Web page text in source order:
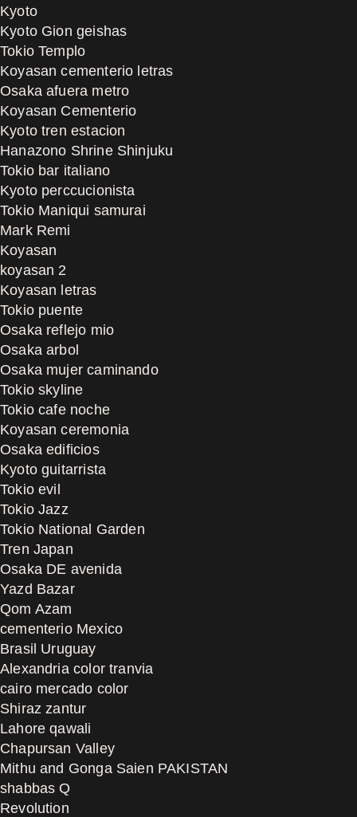
Kyoto
Kyoto Gion geishas
Tokio Templo
Koyasan cementerio letras
Osaka afuera metro
Koyasan Cementerio
Kyoto tren estacion
Hanazono Shrine Shinjuku
Tokio bar italiano
Kyoto perccucionista
Tokio Maniqui samurai
Mark Remi
Koyasan
koyasan 2
Koyasan letras
Tokio puente
Osaka reflejo mio
Osaka arbol
Osaka mujer caminando
Tokio skyline
Tokio cafe noche
Koyasan ceremonia
Osaka edificios
Kyoto guitarrista
Tokio evil
Tokio Jazz
Tokio National Garden
Tren Japan
Osaka DE avenida
Yazd Bazar
Qom Azam
cementerio Mexico
Brasil Uruguay
Alexandria color tranvia
cairo mercado color
Shiraz zantur
Lahore qawali
Chapursan Valley
Mithu and Gonga Saien PAKISTAN
shabbas Q
Revolution